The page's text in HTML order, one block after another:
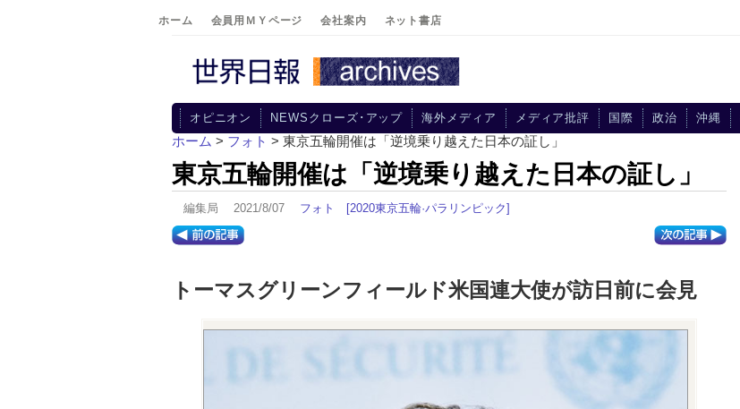
ホーム 会員用ＭＹページ 会社案内 ネット書店
オピニオン NEWSクローズ･アップ 海外メディア メディア批評 国際 政治 沖縄
ホーム > フォト > 東京五輪開催は「逆境乗り越えた日本の証し」
東京五輪開催は「逆境乗り越えた日本の証し」
編集局 2021/8/07 フォト [2020東京五輪·パラリンピック]
トーマスグリーンフィールド米国連大使が訪日前に会見